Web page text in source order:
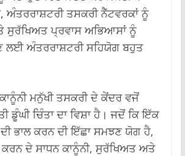
ਅੰਤਰਰਾਸ਼ਟਰੀ ਤਸਕਰੀ ਨੈੱਟਵਰਕਾਂ ਨੂੰ
ਸੁਰੱਖਿਅਤ ਪ੍ਰਵਾਸ ਅਭਿਆਸਾਂ ਨੂੰ
ਲਈ ਅੰਤਰਰਾਸ਼ਟਰੀ ਸਹਿਯੋਗ ਬਹੁਤ
ਮਨੁੱਖੀ ਤਸਕਰੀ ਦੇ ਕੇਂਦਰ ਵਜੋਂ
ਡੂੰਘੀ ਚਿੰਤਾ ਦਾ ਵਿਸ਼ਾ ਹੈ। ਜਦੋਂ ਕਿ ਇੱਕ
ਭਾਲ ਕਰਨ ਦੀ ਇੱਛਾ ਸਮਝਣ ਯੋਗ ਹੈ,
ਦੇ ਸਾਧਨ ਕਾਨੂੰਨੀ, ਸੁਰੱਖਿਅਤ ਅਤੇ